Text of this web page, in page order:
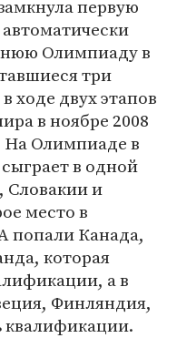
первую
Олимпиаду в
три
ходе двух этапов
в ноябре 2008
На Олимпиаде в
в одной
Словакии и
место в
попали Канада,
которая
а в
Финляндия,
квалификации.